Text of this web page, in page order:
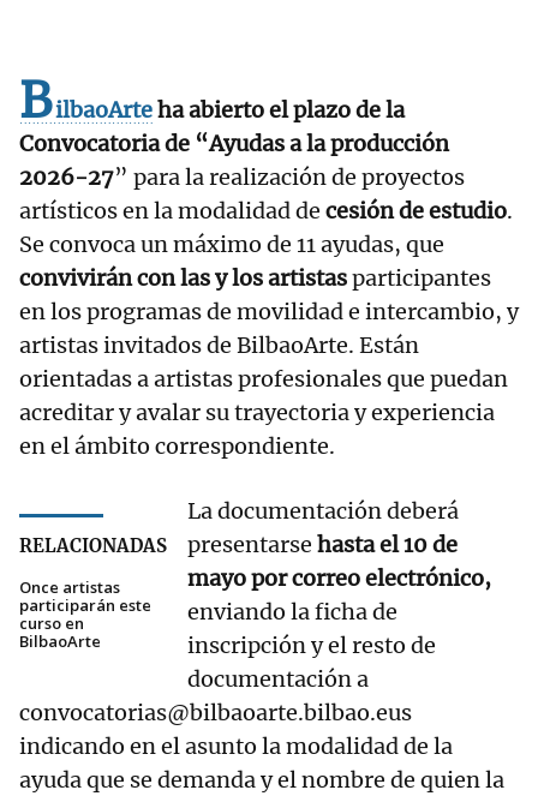
BilbaoArteha abierto el plazo de la
Convocatoria de “Ayudas a la producción
2026-27” para la realización de proyectos
artísticos en la modalidad de cesión de estudio.
Se convoca un máximo de 11 ayudas, que
convivirán con las y los artistasparticipantes
en los programas de movilidad e intercambio, y
artistas invitados de BilbaoArte. Están
orientadas a artistas profesionales que puedan
acreditar y avalar su trayectoria y experiencia
en el ámbito correspondiente.
RELACIONADAS
Once artistas
participarán este
curso en
BilbaoArte
La documentación deberá
presentarse hasta el 10 de
mayo por correo electrónico,
enviando la ficha de
inscripción y el resto de
documentación a
convocatorias@bilbaoarte.bilbao.eus
indicando en el asunto la modalidad de la
ayuda que se demanda y el nombre de quien la